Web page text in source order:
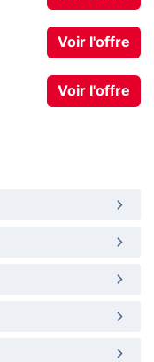
Voir l'offre
Voir l'offre